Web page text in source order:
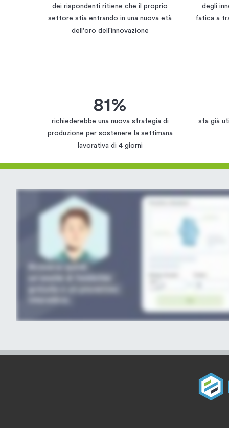
81%
richiederebbe una nuova strategia di
produzione per sostenere la settimana
lavorativa di 4 giorni
sta già
dei rispondenti ritiene che il proprio
settore stia entrando in una nuova età
dell'oro dell'innovazione
degli
fatica a